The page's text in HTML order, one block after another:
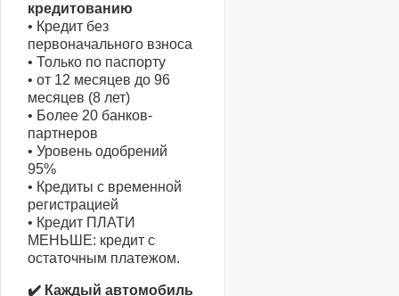
кредитованию
• Кредит без
первоначального взноса
• Только по паспорту
• от 12 месяцев до 96
месяцев (8 лет)
• Более 20 банков-
партнеров
• Уровень одобрений
95%
• Кредиты с временной
регистрацией
• Кредит ПЛАТИ
МЕНЬШЕ: кредит с
остаточным платежом.
✔️ Каждый автомобиль